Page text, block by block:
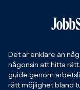
Det är enklare än
någonsin att hitta
guide genom
rätt möjlighet bland